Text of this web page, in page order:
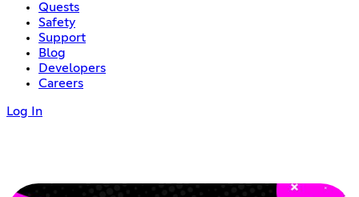
Quests
Safety
Support
Blog
Developers
Careers
Log In